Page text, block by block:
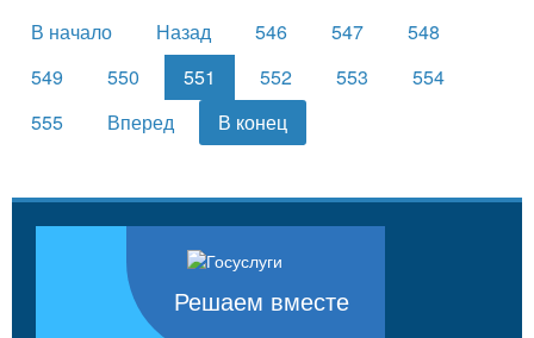
В начало Назад 546 547
548
549
550 551 552 553
554
555
Вперед В конец
Решаем вместе